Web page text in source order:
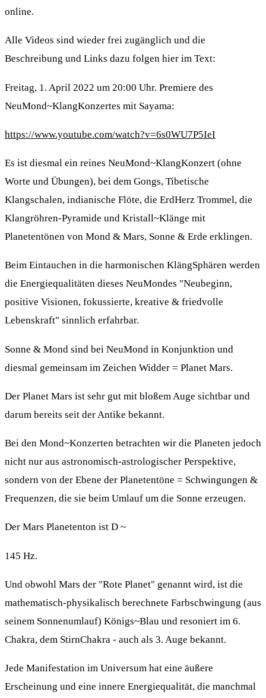
online.
Alle Videos sind wieder frei zugänglich und die
Beschreibung und Links dazu folgen hier im Text:
Freitag, 1. April 2022 um 20:00 Uhr. Premiere des
NeuMond~KlangKonzertes mit Sayama:
https://www.youtube.com/watch?v=6s0WU7P5IeI
Es ist diesmal ein reines NeuMond~KlangKonzert (ohne
Worte und Übungen), bei dem Gongs, Tibetische
Klangschalen, indianische Flöte, die ErdHerz Trommel, die
Klangröhren-Pyramide und Kristall~Klänge mit
Planetentönen von Mond & Mars, Sonne & Erde erklingen.
Beim Eintauchen in die harmonischen KlängSphären werden
die Energiequalitäten dieses NeuMondes "Neubeginn,
positive Visionen, fokussierte, kreative & friedvolle
Lebenskraft" sinnlich erfahrbar.
Sonne & Mond sind bei NeuMond in Konjunktion und
diesmal gemeinsam im Zeichen Widder = Planet Mars.
Der Planet Mars ist sehr gut mit bloßem Auge sichtbar und
darum bereits seit der Antike bekannt.
Bei den Mond~Konzerten betrachten wir die Planeten jedoch
nicht nur aus astronomisch-astrologischer Perspektive,
sondern von der Ebene der Planetentöne = Schwingungen &
Frequenzen, die sie beim Umlauf um die Sonne erzeugen.
Der Mars Planetenton ist D ~
145 Hz.
Und obwohl Mars der "Rote Planet" genannt wird, ist die
mathematisch-physikalisch berechnete Farbschwingung (aus
seinem Sonnenumlauf) Königs~Blau und resoniert im 6.
Chakra, dem StirnChakra - auch als 3. Auge bekannt.
Jede Manifestation im Universum hat eine äußere
Erscheinung und eine innere Energiequalität, die manchmal